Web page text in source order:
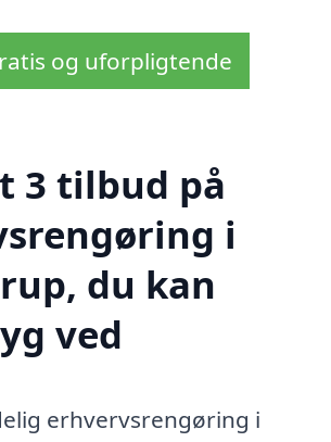
og uforpligtende
3 tilbud på
i
du kan
ved
erhvervsrengøring i